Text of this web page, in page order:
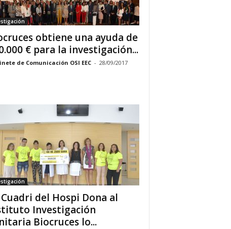
obtiene una ayuda de
300.000 € para la investigación...
de Comunicación OSI EEC - 28/09/2017
Cuadri del Hospi Dona al
Investigación
Biocruces lo...